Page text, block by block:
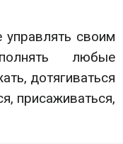
своим
любые
дотягиваться
присаживаться,